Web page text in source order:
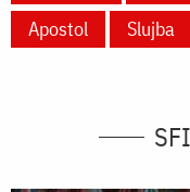
Apostol
Slujba